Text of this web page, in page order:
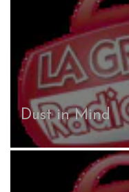
Dust in Mind